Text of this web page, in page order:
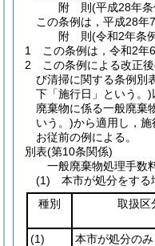
附 則(平成28年
この条例は，平成28年
附 則(令和2年条
1
この条例は，令和2年
2
この条例による改正
び清掃に関する条例別
下「施行日」という。)
廃棄物に係る一般廃棄
いう。)から適用し，
お従前の例による。
別表(第10条関係)
一般廃棄物処理手数
(1) 本市が処分をする
種別
取扱区
(1)
本市が処分の